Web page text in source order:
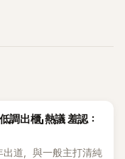
調出櫃」熱議 羞認：
道，與一般主打清純